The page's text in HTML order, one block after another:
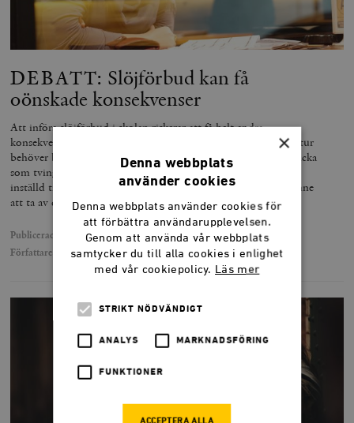
DEBATT: Slöjförbud kan få
oönskade konsekvenser
Att införa slöjförbud i skolan riskerar att få helt andra
konsekvenser än de önskade. Försöken att bekämpa hederskultur
behöver bygga på en bättre förståelse av problematiken. En flicka
som tvingas bära huvudduk kommer inte att bli mer positivt
inställd till majoritetssamhället om skolan försöker tvinga henne
att ta av den, skriver Hamid Zafar och Eli Göndör.
Publicerad
5 juni 2019
Författare Hamid Zafar, Eli Göndör
×
Denna webbplats
använder cookies
Denna webbplats använder cookies för
att förbättra användarupplevelsen.
Genom att använda vår webbplats
samtycker du till alla cookies i enlighet
med vår cookiepolicy. Läs mer
STRIKT NÖDVÄNDIGT
ANALYS MARKNADSFÖRING
FUNKTIONER
ACCEPTERA ALLA